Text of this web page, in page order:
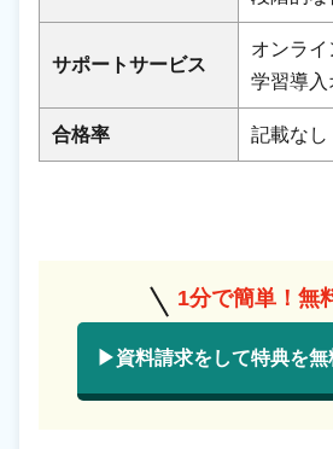
サポートサービス
オンラ
学習導入
合格率 記載なし
1分で簡単！無
▶資料請求をして特典を無